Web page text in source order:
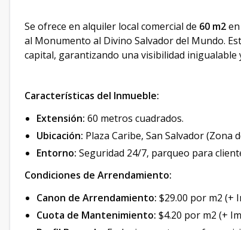
Se ofrece en alquiler local comercial de 60 m2
al Monumento al Divino Salvador del Mundo.
capital, garantizando una visibilidad
Características del Inmueble:
Extensión: 60 metros cuadrados.
Ubicación: Plaza Caribe, San Salvador (Zona
Entorno: Seguridad 24/7, parqueo para
Condiciones de Arrendamiento:
Canon de Arrendamiento: $29.00 por m2 (+
Cuota de Mantenimiento: $4.20 por m2 (+